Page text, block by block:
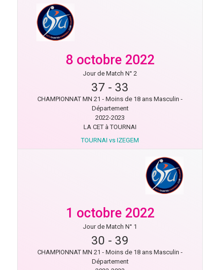
8 octobre 2022
Jour de Match N° 2
37 - 33
CHAMPIONNAT MN 21 - Moins de 18 ans Masculin -
Département
2022-2023
LA CET à TOURNAI
TOURNAI vs IZEGEM
1 octobre 2022
Jour de Match N° 1
30 - 39
CHAMPIONNAT MN 21 - Moins de 18 ans Masculin -
Département